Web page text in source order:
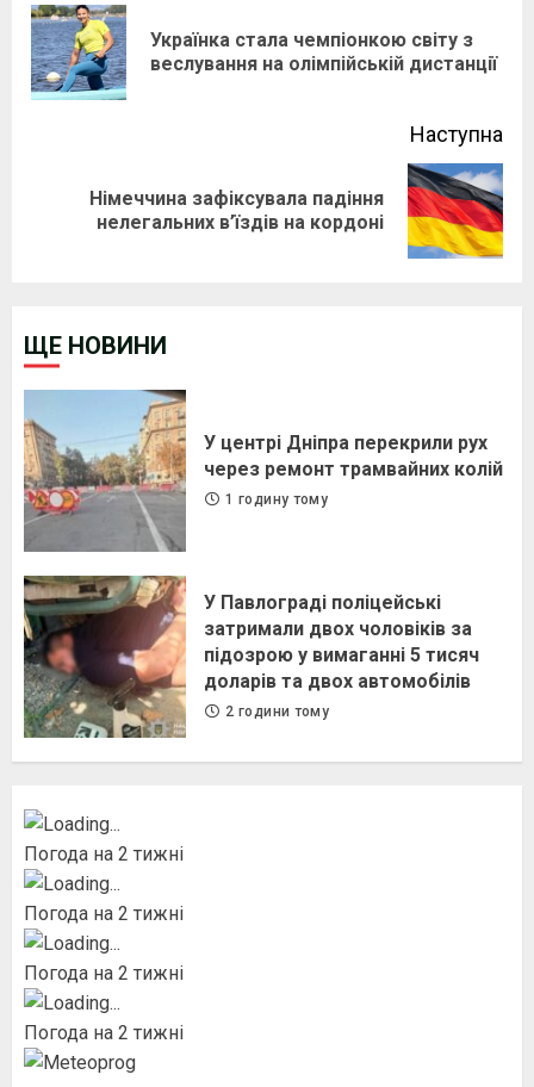
ReadingУкраїнка стала чемпіонкою світу з
веслування на олімпійській дистанції
Наступна
Німеччина зафіксувала падіння
нелегальних в’їздів на кордоні
ЩЕ НОВИНИ
У центрі Дніпра перекрили рух
через ремонт трамвайних колій
1 годину тому
У Павлограді поліцейські
затримали двох чоловіків за
підозрою у вимаганні 5 тисяч
доларів та двох автомобілів
2 години тому
Погода на 2 тижні
Погода на 2 тижні
Погода на 2 тижні
Погода на 2 тижні